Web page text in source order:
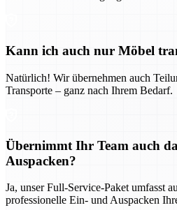
Kann ich auch nur Möbel
Natürlich! Wir übernehmen auch
Transporte – ganz nach Ihrem Bedarf.
Übernimmt Ihr Team auch
Auspacken?
Ja, unser Full-Service-Paket umfasst
professionelle Ein- und Auspacken